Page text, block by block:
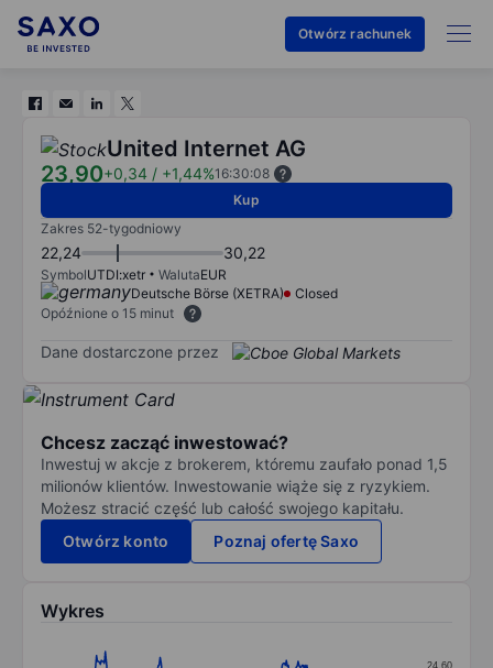
Otwórz rachunek
United Internet AG
23,90+0,34 / +1,44%16:30:08
Kup
Zakres 52-tygodniowy
22,24 30,22
SymbolUTDI:xetr WalutaEUR
Deutsche Börse (XETRA)
Closed
Opóźnione o 15 minut
Dane dostarczone przez
Chcesz zacząć inwestować?
Inwestuj w akcje z brokerem, któremu zaufało ponad 1,5
milionów klientów. Inwestowanie wiąże się z ryzykiem.
Możesz stracić część lub całość swojego kapitału.
Otwórz konto
Poznaj ofertę Saxo
Wykres
24,60